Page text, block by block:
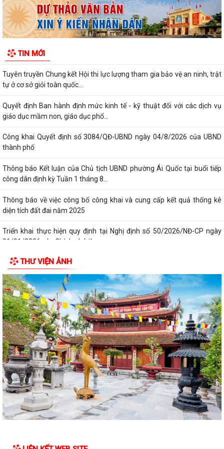
TIN MỚI
THÔNG BÁO 457 Kết luận của Chủ tịch UBND phường tại cuộc họp
UBND phường tháng 8 năm 2026 (lần 1)
KẾ HOẠCH Phát triển kinh tế - xã hội 6 tháng cuối năm 2026
Tuyên truyền Chung kết Hội thi lực lượng tham gia bảo vệ an ninh, trật
tự ở cơ sở giỏi toàn quốc...
Quyết định Ban hành định mức kinh tế - kỹ thuật đối với các dịch vụ
giáo dục mầm non, giáo dục phổ...
Công khai Quyết định số 3084/QĐ-UBND ngày 04/8/2026 của UBND
thành phố
Thông báo Kết luận của Chủ tịch UBND phường Ái Quốc tại buổi tiếp
công dân định kỳ Tuần 1 tháng 8...
Thông báo về việc công bố công khai và cung cấp kết quả thống kê
diện tích đất đai năm 2025
Triển khai thực hiện quy định tại Nghị định số 50/2026/NĐ-CP ngày
31/01/2026 của Chính phủ theo...
Công văn 2843 về việc triển khai thực hiện Quyết định số 2843/QĐ-
UBND ngày 23/7/2026 của Uỷ ban...
Triển khai, thực hiện ý kiến chỉ đạo của Ban Thường vụ Thành ủy tại
Thông báo số 485-TB/TU, ngày...
Công khai bán đấu giá tài sản Quyền sử dụng đất và tài sản trên đất
địa chỉ thửa đất tại TDP Đồng...
Thông báo về việc công bố công khai Quyết định số 55/2026/QĐ-
UBND ngày 08/7/2026 của UBND thành phố...
Công bố công khai danh mục thủ tục hành chính đủ điều kiện cung cấp
dịch vụ công trực tuyến và thủ...
Thông báo Ban hành bổ sung, sửa đổi mã định danh cho các cơ quan,
THƯ VIỆN ẢNH